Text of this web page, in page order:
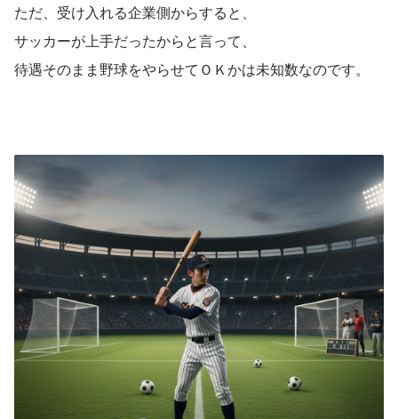
ただ、受け入れる企業側からすると、
サッカーが上手だったからと言って、
待遇そのまま野球をやらせてＯＫかは未知数なのです。